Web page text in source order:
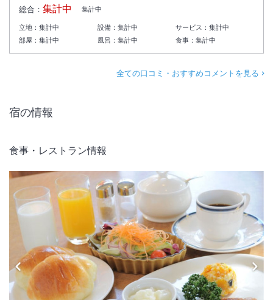
総合： 集計中 集計中
立地： 集計中 設備： 集計中 サービス：集計中
部屋： 集計中 風呂： 集計中 食事：集計中
全ての口コミ・おすすめコメントを見る
宿の情報
食事・レストラン情報